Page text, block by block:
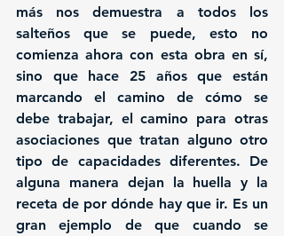
más nos demuestra a todos los
salteños que se puede, esto no
comienza ahora con esta obra en sí,
sino que hace 25 años que están
marcando el camino de cómo se
debe trabajar, el camino para otras
asociaciones que tratan alguno otro
tipo de capacidades diferentes. De
alguna manera dejan la huella y la
receta de por dónde hay que ir. Es un
gran ejemplo de que cuando se